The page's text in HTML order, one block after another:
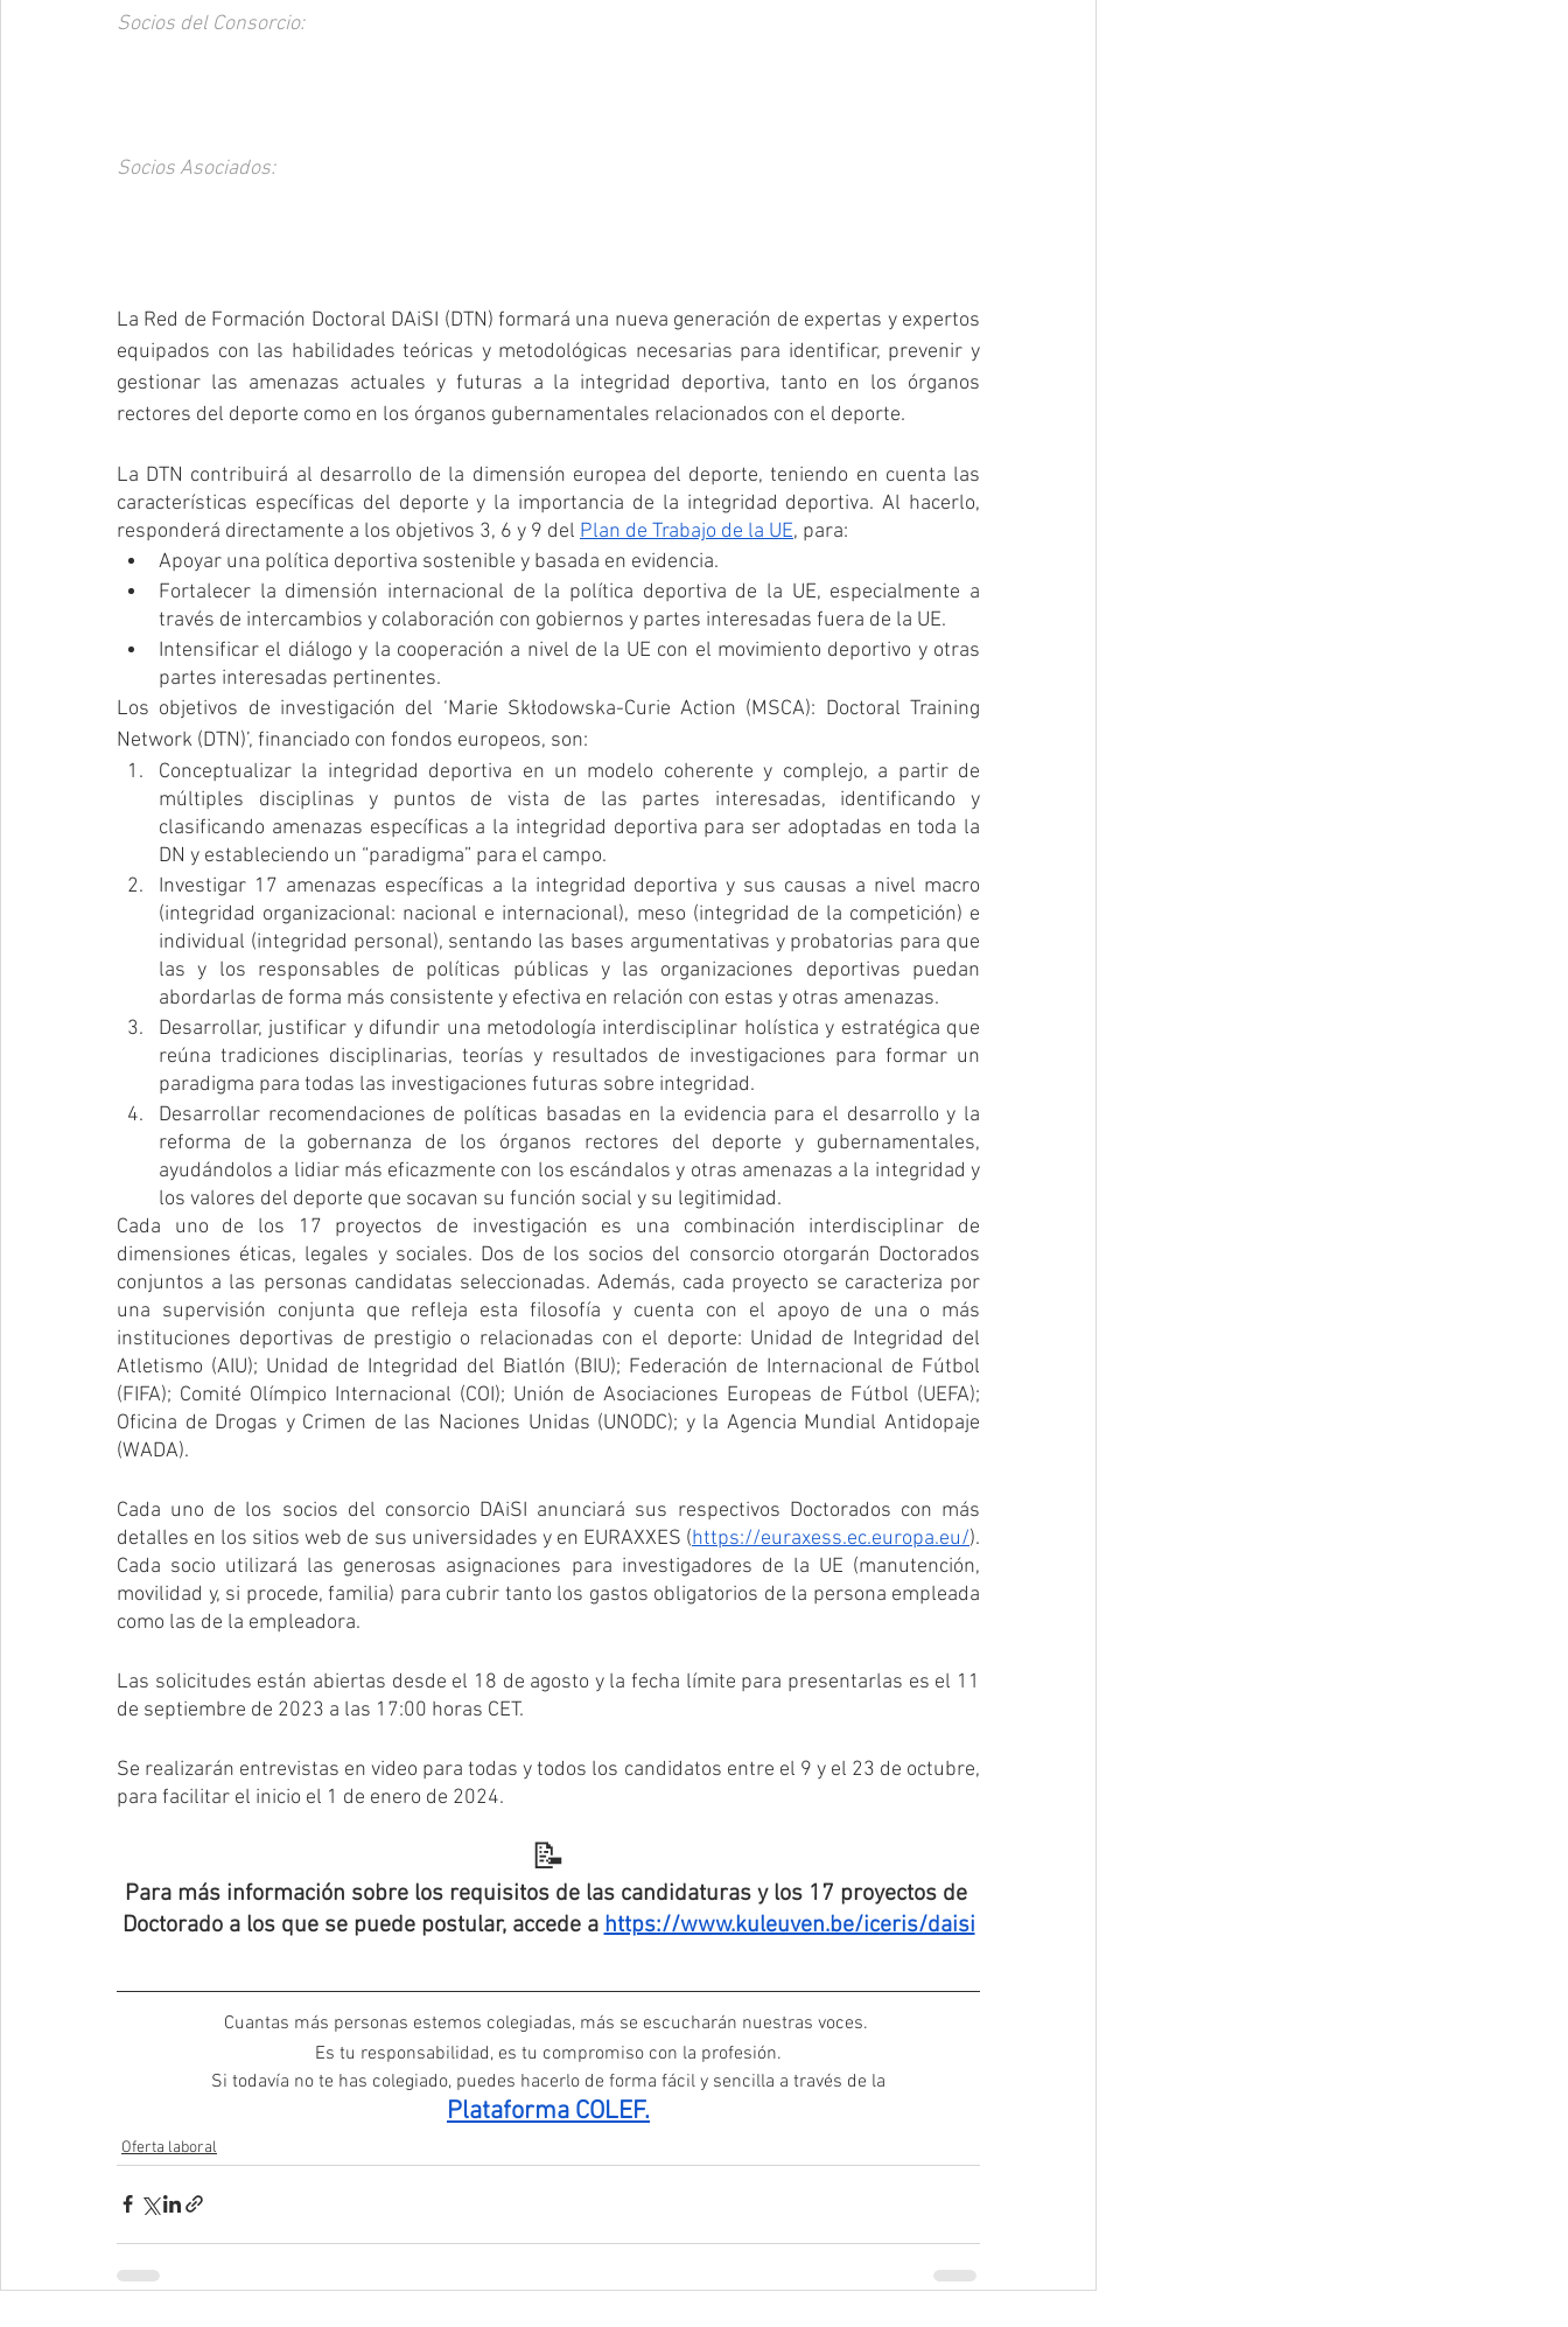
Socios del Consorcio:
Socios Asociados:
La Red de Formación Doctoral DAiSI (DTN) formará una nueva generación de expertas y expertos
equipados con las habilidades teóricas y metodológicas necesarias para identificar, prevenir y
gestionar las amenazas actuales y futuras a la integridad deportiva, tanto en los órganos
rectores del deporte como en los órganos gubernamentales relacionados con el deporte.
La DTN contribuirá al desarrollo de la dimensión europea del deporte, teniendo en cuenta las
características específicas del deporte y la importancia de la integridad deportiva. Al hacerlo,
responderá directamente a los objetivos 3, 6 y 9 del Plan de Trabajo de la UE, para:
Apoyar una política deportiva sostenible y basada en evidencia.
Fortalecer la dimensión internacional de la política deportiva de la UE, especialmente a
través de intercambios y colaboración con gobiernos y partes interesadas fuera de la UE.
Intensificar el diálogo y la cooperación a nivel de la UE con el movimiento deportivo y otras
partes interesadas pertinentes.
Los objetivos de investigación del ‘Marie Skłodowska-Curie Action (MSCA): Doctoral Training
Network (DTN)’, financiado con fondos europeos, son:
Conceptualizar la integridad deportiva en un modelo coherente y complejo, a partir de
múltiples disciplinas y puntos de vista de las partes interesadas, identificando y
clasificando amenazas específicas a la integridad deportiva para ser adoptadas en toda la
DN y estableciendo un “paradigma” para el campo.
Investigar 17 amenazas específicas a la integridad deportiva y sus causas a nivel macro
(integridad organizacional: nacional e internacional), meso (integridad de la competición) e
individual (integridad personal), sentando las bases argumentativas y probatorias para que
las y los responsables de políticas públicas y las organizaciones deportivas puedan
abordarlas de forma más consistente y efectiva en relación con estas y otras amenazas.
Desarrollar, justificar y difundir una metodología interdisciplinar holística y estratégica que
reúna tradiciones disciplinarias, teorías y resultados de investigaciones para formar un
paradigma para todas las investigaciones futuras sobre integridad.
Desarrollar recomendaciones de políticas basadas en la evidencia para el desarrollo y la
reforma de la gobernanza de los órganos rectores del deporte y gubernamentales,
ayudándolos a lidiar más eficazmente con los escándalos y otras amenazas a la integridad y
los valores del deporte que socavan su función social y su legitimidad.
Cada uno de los 17 proyectos de investigación es una combinación interdisciplinar de
dimensiones éticas, legales y sociales. Dos de los socios del consorcio otorgarán Doctorados
conjuntos a las personas candidatas seleccionadas. Además, cada proyecto se caracteriza por
una supervisión conjunta que refleja esta filosofía y cuenta con el apoyo de una o más
instituciones deportivas de prestigio o relacionadas con el deporte: Unidad de Integridad del
Atletismo (AIU); Unidad de Integridad del Biatlón (BIU); Federación de Internacional de Fútbol
(FIFA); Comité Olímpico Internacional (COI); Unión de Asociaciones Europeas de Fútbol (UEFA);
Oficina de Drogas y Crimen de las Naciones Unidas (UNODC); y la Agencia Mundial Antidopaje
(WADA).
Cada uno de los socios del consorcio DAiSI anunciará sus respectivos Doctorados con más
detalles en los sitios web de sus universidades y en EURAXXES (https://euraxess.ec.europa.eu/).
Cada socio utilizará las generosas asignaciones para investigadores de la UE (manutención,
movilidad y, si procede, familia) para cubrir tanto los gastos obligatorios de la persona empleada
como las de la empleadora.
Las solicitudes están abiertas desde el 18 de agosto y la fecha límite para presentarlas es el 11
de septiembre de 2023 a las 17:00 horas CET.
Se realizarán entrevistas en video para todas y todos los candidatos entre el 9 y el 23 de octubre,
para facilitar el inicio el 1 de enero de 2024.
📝
Para más información sobre los requisitos de las candidaturas y los 17 proyectos de
Doctorado a los que se puede postular, accede a https://www.kuleuven.be/iceris/daisi
Cuantas más personas estemos colegiadas, más se escucharán nuestras voces.
Es tu responsabilidad, es tu compromiso con la profesión.
Si todavía no te has colegiado, puedes hacerlo de forma fácil y sencilla a través de la
Plataforma COLEF.
Oferta laboral